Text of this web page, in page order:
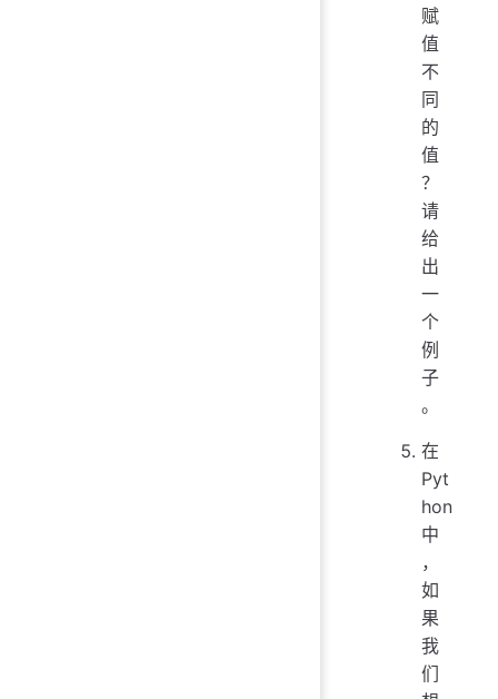
赋
值
不
同
的
值
？
请
给
出
一
个
例
子
。
在
Pyt
hon
中
，
如
果
我
们